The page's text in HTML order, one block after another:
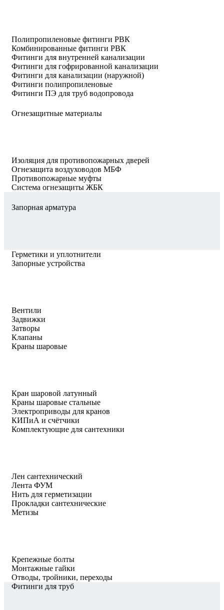
Полипропиленовые фитинги РВК
Комбинированные фитинги РВК
Фитинги для внутренней канализации
Фитинги для гофрированной канализации
Фитинги для канализации (наружной)
Фитинги полипропиленовые
Фитинги ПЭ для труб водопровода
Огнезащитные материалы
Изоляция для противопожарных дверей
Огнезащита воздуховодов МБФ
Противопожарные муфты
Система огнезащиты ЖБК
Запорная арматура
Герметики и уплотнители
Запорные устройства
Вентили
Задвижки
Затворы
Клапаны
Краны шаровые
Кран шаровой латунный
Краны шаровые стальные
Электроприводы для кранов
КИПиА и счётчики
Комплектующие для сантехники
Лен сантехнический
Лента ФУМ
Нить для герметизации
Прокладки сантехнические
Метизы
Крепежные болты
Монтажные гайки
Отводы, тройники, переходы
Фитинги для труб